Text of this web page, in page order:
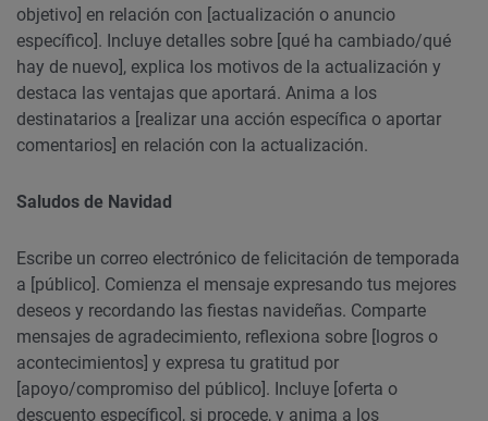
objetivo] en relación con [actualización o anuncio
específico]. Incluye detalles sobre [qué ha cambiado/qué
hay de nuevo], explica los motivos de la actualización y
destaca las ventajas que aportará. Anima a los
destinatarios a [realizar una acción específica o aportar
comentarios] en relación con la actualización.
Saludos de Navidad
Escribe un correo electrónico de felicitación de temporada
a [público]. Comienza el mensaje expresando tus mejores
deseos y recordando las fiestas navideñas. Comparte
mensajes de agradecimiento, reflexiona sobre [logros o
acontecimientos] y expresa tu gratitud por
[apoyo/compromiso del público]. Incluye [oferta o
descuento específico], si procede, y anima a los